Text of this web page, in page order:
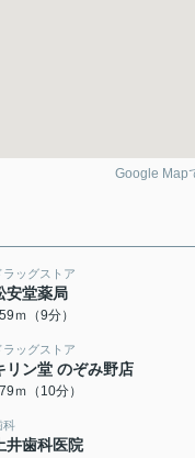
Google Map
ラッグストア
安堂薬局
ｍ（9分）
ラッグストア
リン堂 のぞみ野店
ｍ（10分）
科
井歯科医院